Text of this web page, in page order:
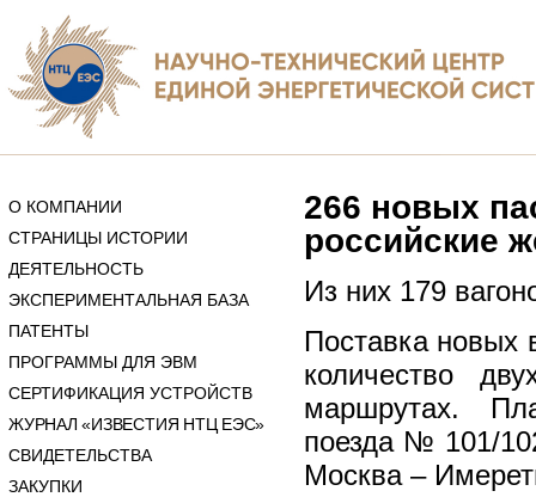
О КОМПАНИИ
СТРАНИЦЫ ИСТОРИИ
ДЕЯТЕЛЬНОСТЬ
ЭКСПЕРИМЕНТАЛЬНАЯ БАЗА
ПАТЕНТЫ
ПРОГРАММЫ ДЛЯ ЭВМ
СЕРТИФИКАЦИЯ УСТРОЙСТВ
ЖУРНАЛ «ИЗВЕСТИЯ НТЦ ЕЭС»
СВИДЕТЕЛЬСТВА
ЗАКУПКИ
266 новых
российские
Из них 179
Поставка новых
количество
маршрутах.
поезда № 101/
Москва –